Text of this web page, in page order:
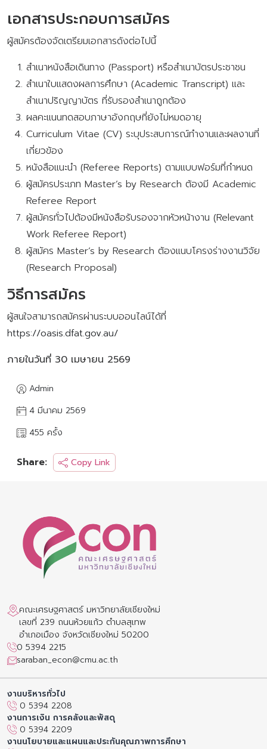
เอกสารประกอบการสมัคร
ผู้สมัครต้องจัดเตรียมเอกสารดังต่อไปนี้
สำเนาหนังสือเดินทาง (Passport) หรือสำเนาบัตรประชาชน
สำเนาใบแสดงผลการศึกษา (Academic Transcript) และ
สำเนาปริญญาบัตร ที่รับรองสำเนาถูกต้อง
ผลคะแนนทดสอบภาษาอังกฤษที่ยังไม่หมดอายุ
Curriculum Vitae (CV) ระบุประสบการณ์ทำงานและผลงานที่
เกี่ยวข้อง
หนังสือแนะนำ (Referee Reports) ตามแบบฟอร์มที่กำหนด
ผู้สมัครประเภท Master’s by Research ต้องมี Academic
Referee Report
ผู้สมัครทั่วไปต้องมีหนังสือรับรองจากหัวหน้างาน (Relevant
Work Referee Report)
ผู้สมัคร Master’s by Research ต้องแนบโครงร่างงานวิจัย
(Research Proposal)
วิธีการสมัคร
ผู้สนใจสามารถสมัครผ่านระบบออนไลน์ได้ที่
https://oasis.dfat.gov.au/
ภายในวันที่ 30 เมษายน 2569
Admin
4 มีนาคม 2569
455 ครั้ง
Share: Copy Link
คณะเศรษฐศาสตร์ มหาวิทยาลัยเชียงใหม่
เลขที่ 239 ถนนห้วยแก้ว ตำบลสุเทพ
อำเภอเมือง จังหวัดเชียงใหม่ 50200
0 5394 2215
saraban_econ@cmu.ac.th
งานบริหารทั่วไป
0 5394 2208
งานการเงิน การคลังและพัสดุ
0 5394 2209
งานนโยบายและแผนและประกันคุณภาพการศึกษา